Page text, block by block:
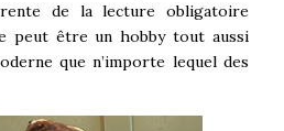
de la lecture obligatoire
peut être un hobby tout aussi
que n’importe lequel des